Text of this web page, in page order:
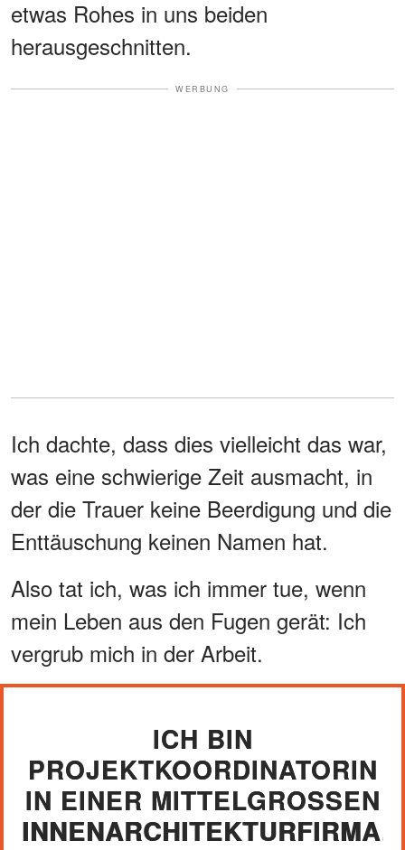
etwas Rohes in uns beiden
herausgeschnitten.
WERBUNG
Ich dachte, dass dies vielleicht das war,
was eine schwierige Zeit ausmacht, in
der die Trauer keine Beerdigung und die
Enttäuschung keinen Namen hat.
Also tat ich, was ich immer tue, wenn
mein Leben aus den Fugen gerät: Ich
vergrub mich in der Arbeit.
ICH BIN
PROJEKTKOORDINATORIN
IN EINER MITTELGROSSEN I
NNENARCHITEKTURFIRMA.